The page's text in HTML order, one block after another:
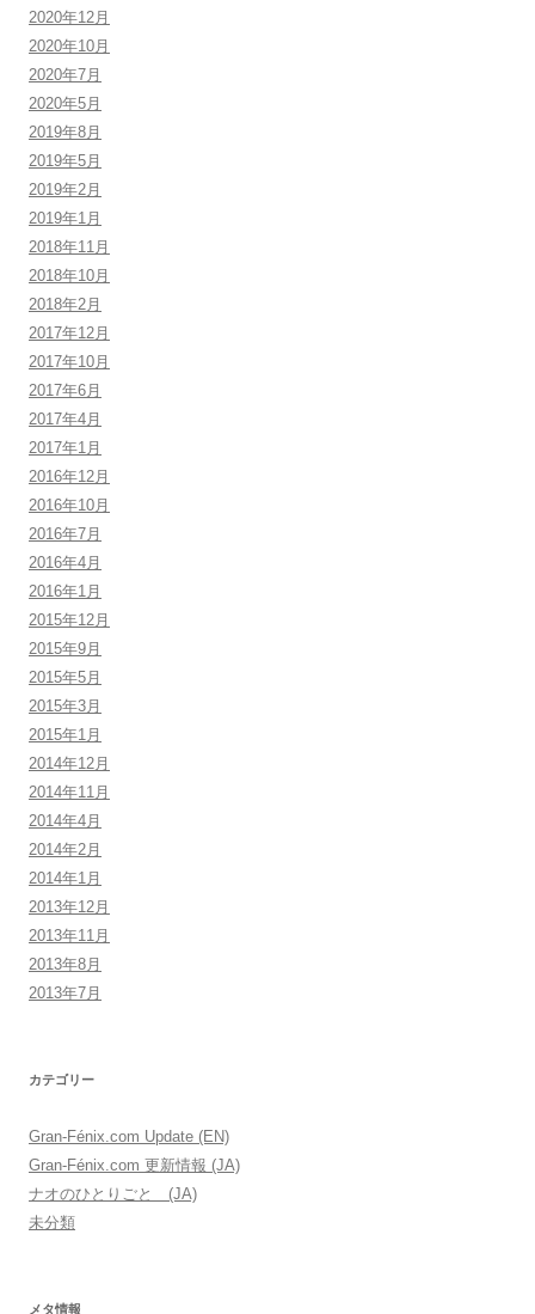
2020年12月
2020年10月
2020年7月
2020年5月
2019年8月
2019年5月
2019年2月
2019年1月
2018年11月
2018年10月
2018年2月
2017年12月
2017年10月
2017年6月
2017年4月
2017年1月
2016年12月
2016年10月
2016年7月
2016年4月
2016年1月
2015年12月
2015年9月
2015年5月
2015年3月
2015年1月
2014年12月
2014年11月
2014年4月
2014年2月
2014年1月
2013年12月
2013年11月
2013年8月
2013年7月
カテゴリー
Gran-Fénix.com Update (EN)
Gran-Fénix.com 更新情報 (JA)
ナオのひとりごと (JA)
未分類
メタ情報